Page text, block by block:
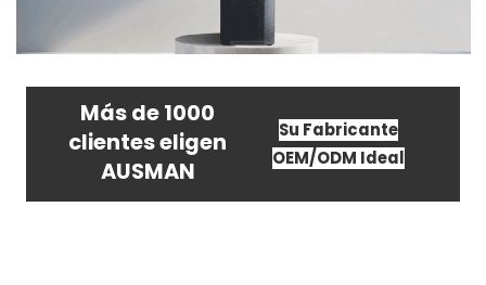
Más de 1000
clientes eligen
AUSMAN
Su Fabricante
OEM/ODM Ideal